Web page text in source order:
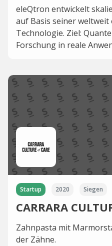
eleQtron entwickelt
auf Basis seiner weltweit
Technologie. Ziel:
Forschung in reale
Startup 2020 Siegen
CARRARA
Zahnpasta mit
der Zähne.